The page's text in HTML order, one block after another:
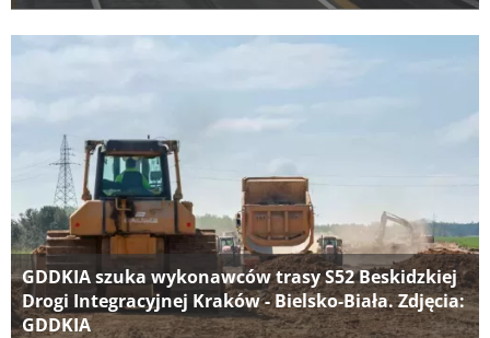
GDDKIA szuka wykonawców trasy S52 Beskidzkiej
Drogi Integracyjnej Kraków - Bielsko-Biała. Zdjęcia:
GDDKIA